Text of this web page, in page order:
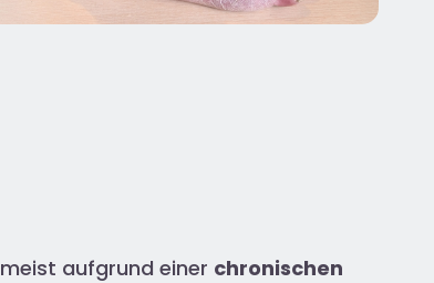
meist aufgrund einer chronischen